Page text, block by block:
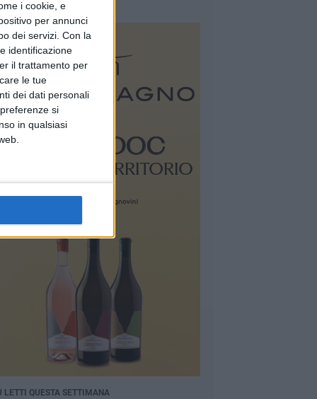
i cookie, e
per annunci
dei servizi. Con la
identificazione
il trattamento per
le tue
dei dati personali
si
in qualsiasi
LETTI QUESTA SETTIMANA